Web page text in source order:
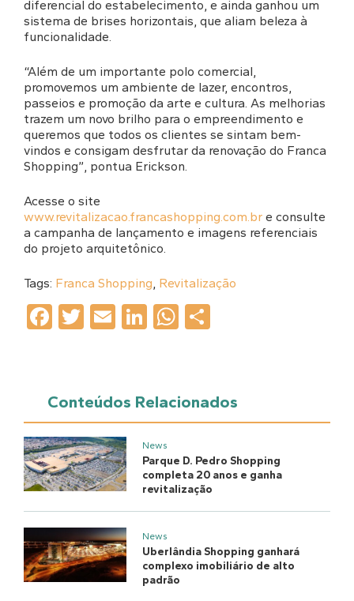
diferencial do estabelecimento, e ainda ganhou um
sistema de brises horizontais, que aliam beleza à
funcionalidade.
“Além de um importante polo comercial,
promovemos um ambiente de lazer, encontros,
passeios e promoção da arte e cultura. As melhorias
trazem um novo brilho para o empreendimento e
queremos que todos os clientes se sintam bem-
vindos e consigam desfrutar da renovação do Franca
Shopping”, pontua Erickson.
Acesse o site
www.revitalizacao.francashopping.com.br e consulte
a campanha de lançamento e imagens referenciais
do projeto arquitetônico.
Tags: Franca Shopping, Revitalização
Facebook
Twitter
EmailLinkedIn
WhatsApp
Conteúdos Relacionados
News
Parque D. Pedro Shopping
completa 20 anos e ganha
revitalização
News
Uberlândia Shopping ganhará
complexo imobiliário de alto
padrão